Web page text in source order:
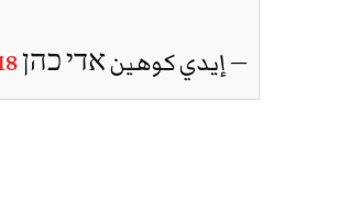
— إيدي كوهين אדי כהן 🇮🇱 (@EdyCohen)